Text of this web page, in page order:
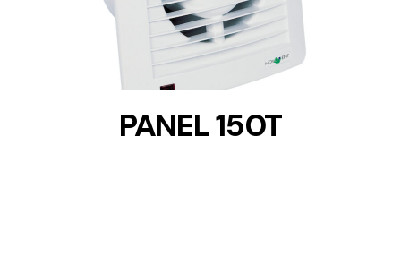
PANEL 150T